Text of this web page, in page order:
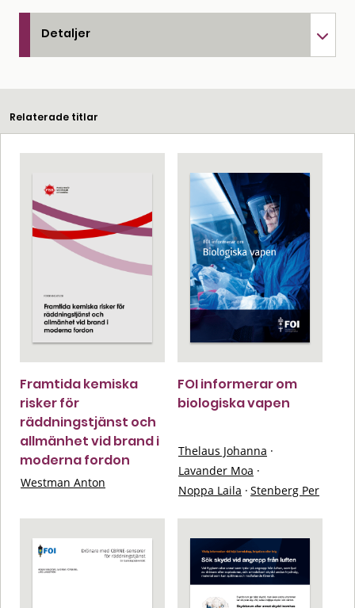
Detaljer
Relaterade titlar
Framtida kemiska
risker för
räddningstjänst och
allmänhet vid brand i
moderna fordon
Westman Anton
FOI informerar om
biologiska vapen
Thelaus Johanna ·
Lavander Moa ·
Noppa Laila · Stenberg Per